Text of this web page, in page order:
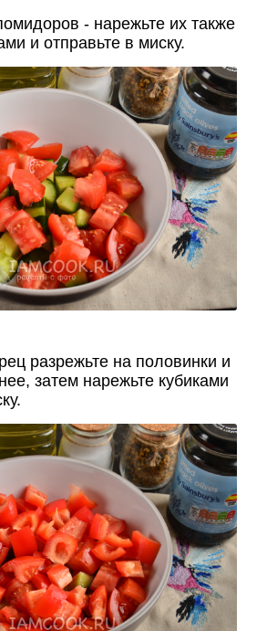
- нарежьте их также
и отправьте в миску.
разрежьте на половинки и
затем нарежьте кубиками